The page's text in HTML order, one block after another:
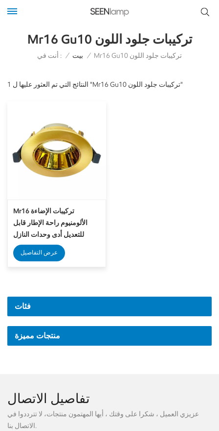
Mr16 Gu10 تركيبات جلود اللون
أنت في : / بيت / Mr16 Gu10 تركيبات جلود اللون
1 النتائج التي تم العثور عليها ل "Mr16 Gu10 تركيبات جلود اللون"
Mr16 تركيبات الإضاءة
الألومنيوم راحة الإطار قابل
للتعديل أدى وحدات النازل
عرض التفاصيل
فئات
منتجات مميزة
تفاصيل الاتصال
عزيزي العميل ، شكرا على وقتك ، أيها المهتمون منتجات، لا تترددوا في
الاتصال بنا.